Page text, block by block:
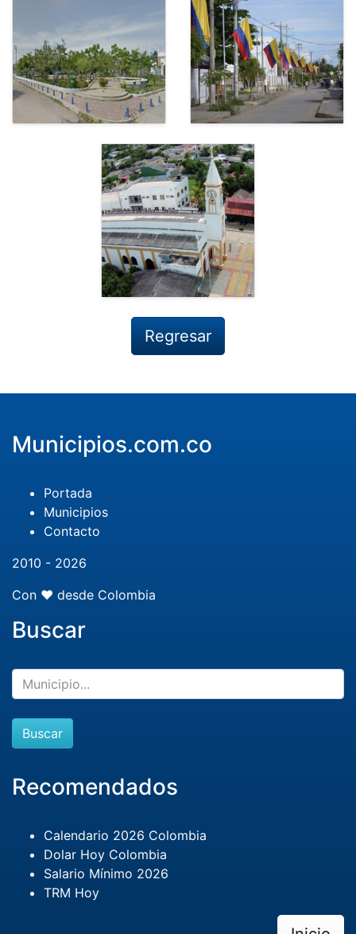
Regresar
Municipios.com.co
Portada
Municipios
Contacto
2010 - 2026
Con ❤️ desde Colombia
Buscar
Buscar
Recomendados
Calendario 2026 Colombia
Dolar Hoy Colombia
Salario Mínimo 2026
TRM Hoy